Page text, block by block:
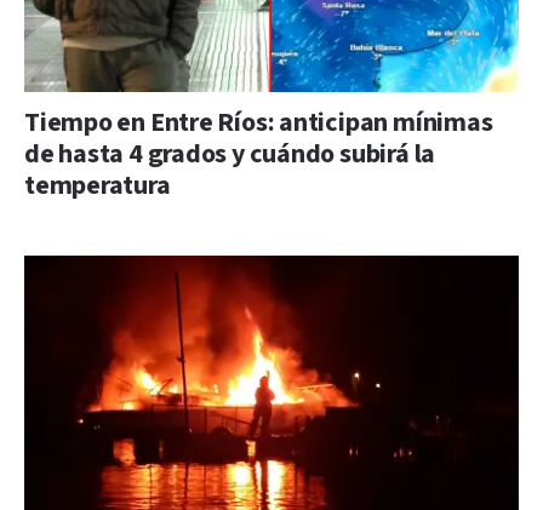
Tiempo en Entre Ríos: anticipan mínimas
de hasta 4 grados y cuándo subirá la
temperatura